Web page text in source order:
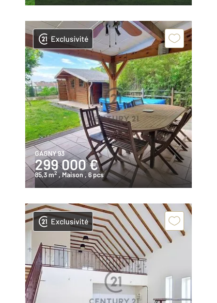
Exclusivité
GAGNY 93
299 000 €
85,3 m2 , Maison , 6 pcs
Exclusivité